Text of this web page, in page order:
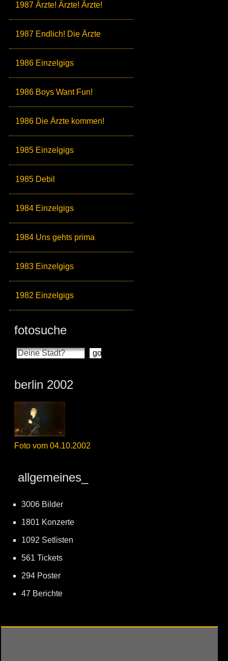
1987 Ärzte! Ärzte! Ärzte!
1987 Endlich! Die Ärzte
1986 Einzelgigs
1986 Boys Want Fun!
1986 Die Ärzte kommen!
1985 Einzelgigs
1985 Debil
1984 Einzelgigs
1984 Uns gehts prima
1983 Einzelgigs
1982 Einzelgigs
fotosuche
berlin 2002
Foto vom 04.10.2002
allgemeines_
3006 Bilder
1801 Konzerte
1092 Setlisten
561 Tickets
294 Poster
47 Berichte